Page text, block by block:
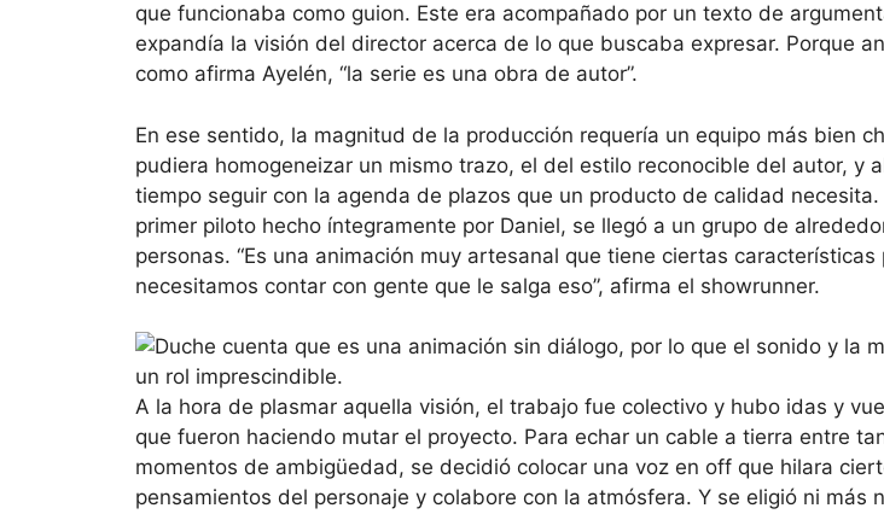
que funcionaba como guion. Este era acompañado por un texto de
expandía la visión del director acerca de lo que buscaba expresar. Porque
como afirma Ayelén, “la serie es una obra de autor”.
En ese sentido, la magnitud de la producción requería un equipo más bien
pudiera homogeneizar un mismo trazo, el del estilo reconocible del autor, y
tiempo seguir con la agenda de plazos que un producto de calidad
primer piloto hecho íntegramente por Daniel, se llegó a un grupo de
personas. “Es una animación muy artesanal que tiene ciertas características
necesitamos contar con gente que le salga eso”, afirma el showrunner.
A la hora de plasmar aquella visión, el trabajo fue colectivo y hubo idas y
que fueron haciendo mutar el proyecto. Para echar un cable a tierra entre
momentos de ambigüedad, se decidió colocar una voz en off que hilara
pensamientos del personaje y colabore con la atmósfera. Y se eligió ni más